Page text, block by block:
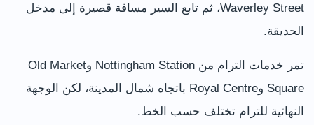
Waverley Street، ثم تابع السير مسافة قصيرة إلى مدخل
الحديقة.
تمر خدمات الترام من Nottingham Station وOld Market
Square وRoyal Centre باتجاه شمال المدينة، لكن الوجهة
النهائية للترام تختلف حسب الخط.